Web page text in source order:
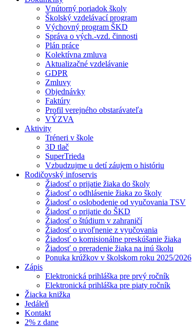
Vnútorný poriadok školy
Školský vzdelávací program
Výchovný program ŠKD
Správa o vých.-vzd. činnosti
Plán práce
Kolektívna zmluva
Aktualizačné vzdelávanie
GDPR
Zmluvy
Objednávky
Faktúry
Profil verejného obstarávateľa
VÝZVA
Aktivity
Tréneri v škole
3D tlač
SuperTrieda
Vzbudzujme u detí záujem o históriu
Rodičovský infoservis
Žiadosť o prijatie žiaka do školy
Žiadosť o odhlásenie žiaka zo školy
Žiadosť o oslobodenie od vyučovania TSV
Žiadosť o prijatie do ŠKD
Žiadosť o štúdium v zahraničí
Žiadosť o uvoľnenie z vyučovania
Žiadosť o komisionálne preskúšanie žiaka
Žiadosť o preradenie žiaka na inú školu
Ponuka krúžkov v školskom roku 2025/2026
Zápis
Elektronická prihláška pre prvý ročník
Elektronická prihláška pre piaty ročník
Žiacka knižka
Jedáleň
Kontakt
2% z dane